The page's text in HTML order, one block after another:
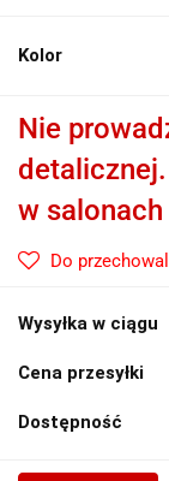
Kolor
Nie
w
Do
Wysyłka w ciągu
Cena przesyłki
Dostępność